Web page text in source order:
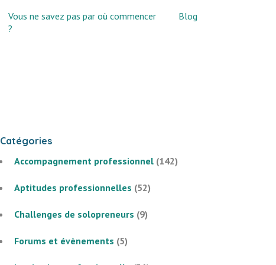
Vous ne savez pas par où commencer
?
Blog
Catégories
Accompagnement professionnel (142)
Aptitudes professionnelles (52)
Challenges de solopreneurs (9)
Forums et évènements (5)